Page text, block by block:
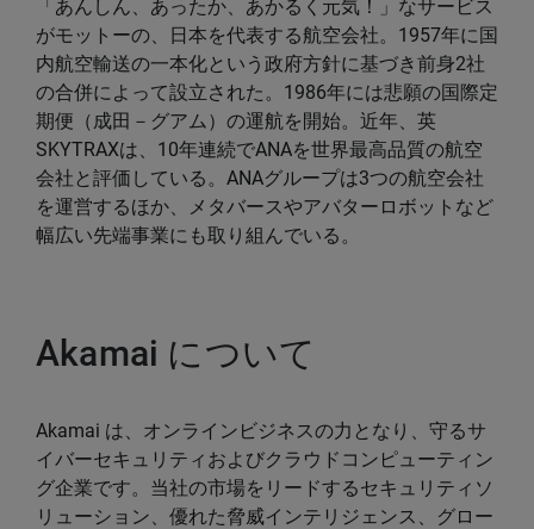
「あんしん、あったか、あかるく元気！」なサービス
がモットーの、日本を代表する航空会社。1957年に国
内航空輸送の一本化という政府方針に基づき前身2社
の合併によって設立された。1986年には悲願の国際定
期便（成田－グアム）の運航を開始。近年、英
SKYTRAXは、10年連続でANAを世界最高品質の航空
会社と評価している。ANAグループは3つの航空会社
を運営するほか、メタバースやアバターロボットなど
幅広い先端事業にも取り組んでいる。
Akamai について
Akamai は、オンラインビジネスの力となり、守るサ
イバーセキュリティおよびクラウドコンピューティン
グ企業です。当社の市場をリードするセキュリティソ
リューション、優れた脅威インテリジェンス、グロー